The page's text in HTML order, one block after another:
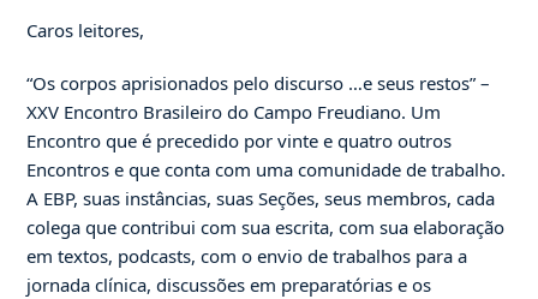
Caros leitores,
“Os corpos aprisionados pelo discurso …e seus restos” –
XXV Encontro Brasileiro do Campo Freudiano. Um
Encontro que é precedido por vinte e quatro outros
Encontros e que conta com uma comunidade de trabalho.
A EBP, suas instâncias, suas Seções, seus membros, cada
colega que contribui com sua escrita, com sua elaboração
em textos, podcasts, com o envio de trabalhos para a
jornada clínica, discussões em preparatórias e os